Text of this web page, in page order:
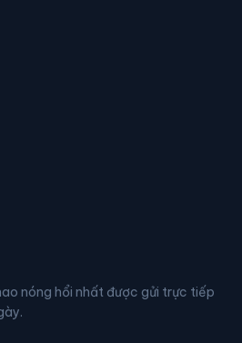
nóng hổi nhất được gửi trực tiếp